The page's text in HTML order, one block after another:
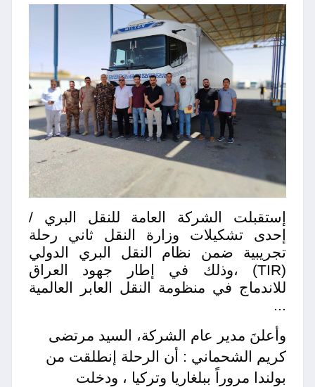
إستقبلت الشركة العامة للنقل البري /
إحدى تشكيلات وزارة النقل ثاني رحلة
تجريبية ضمن نظام النقل البري الدولي
(TIR) ،
وذلك في إطار جهود العراق
للاندماج في منظومة النقل العابر العالمية
...
وأعلنَ مدير عام الشركة، السيد مرتضى
كريم الشحماني : أن الرحلة إنطلقت من
بولندا مروراً ببلغاريا وتركيا ، ودخلت